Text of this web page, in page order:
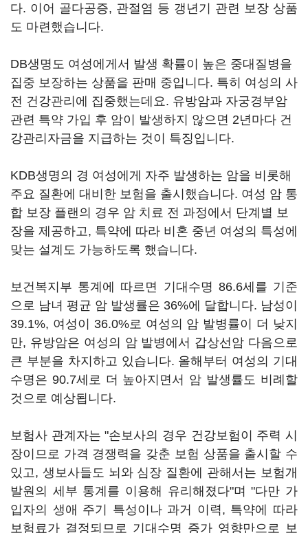
다. 이어 골다공증, 관절염 등 갱년기 관련 보장 상품
도 마련했습니다.
DB생명도 여성에게서 발생 확률이 높은 중대질병을
집중 보장하는 상품을 판매 중입니다. 특히 여성의 사
전 건강관리에 집중했는데요. 유방암과 자궁경부암
관련 특약 가입 후 암이 발생하지 않으면 2년마다 건
강관리자금을 지급하는 것이 특징입니다.
KDB생명의 경 여성에게 자주 발생하는 암을 비롯해
주요 질환에 대비한 보험을 출시했습니다. 여성 암 통
합 보장 플랜의 경우 암 치료 전 과정에서 단계별 보
장을 제공하고, 특약에 따라 비혼 중년 여성의 특성에
맞는 설계도 가능하도록 했습니다.
보건복지부 통계에 따르면 기대수명 86.6세를 기준
으로 남녀 평균 암 발생률은 36%에 달합니다. 남성이
39.1%, 여성이 36.0%로 여성의 암 발병률이 더 낮지
만, 유방암은 여성의 암 발병에서 갑상선암 다음으로
큰 부분을 차지하고 있습니다. 올해부터 여성의 기대
수명은 90.7세로 더 높아지면서 암 발생률도 비례할
것으로 예상됩니다.
보험사 관계자는 "손보사의 경우 건강보험이 주력 시
장이므로 가격 경쟁력을 갖춘 보험 상품을 출시할 수
있고, 생보사들도 뇌와 심장 질환에 관해서는 보험개
발원의 세부 통계를 이용해 유리해졌다"며 "다만 가
입자의 생애 주기 특성이나 과거 이력, 특약에 따라
보험료가 결정되므로 기대수명 증가 영향만으로 보